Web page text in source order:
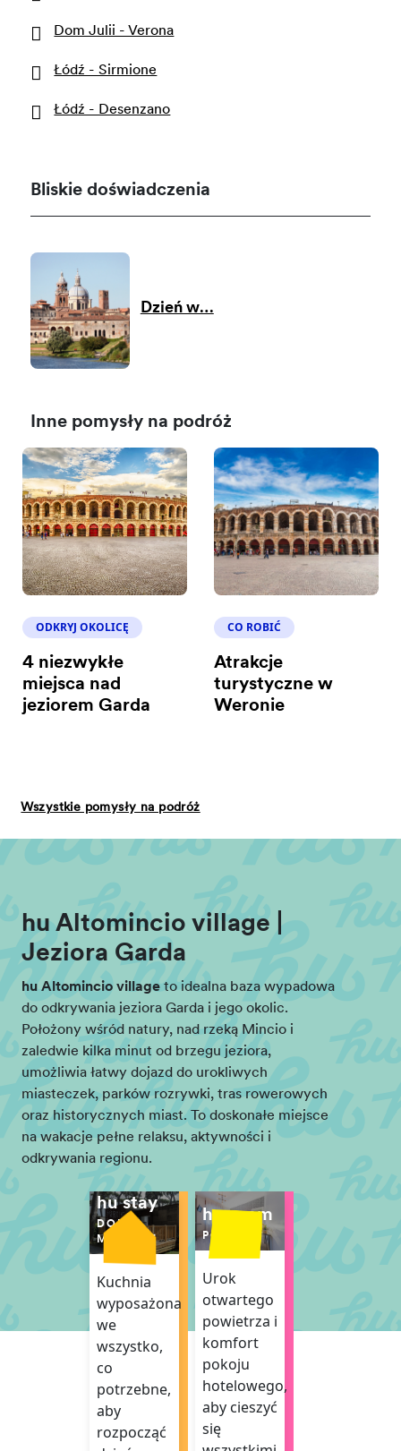
Dom Julii - Verona
Łódź - Sirmione
Łódź - Desenzano
Bliskie doświadczenia
Dzień w…
Inne pomysły na podróż
ODKRYJ OKOLICĘ
4 niezwykłe
miejsca nad
jeziorem Garda
CO ROBIĆ
Atrakcje
turystyczne w
Weronie
Wszystkie pomysły na podróż
hu Altomincio village |
Jeziora Garda
hu Altomincio village to idealna baza wypadowa
do odkrywania jeziora Garda i jego okolic.
Położony wśród natury, nad rzeką Mincio i
zaledwie kilka minut od brzegu jeziora,
umożliwia łatwy dojazd do urokliwych
miasteczek, parków rozrywki, tras rowerowych
oraz historycznych miast. To doskonałe miejsce
na wakacje pełne relaksu, aktywności i
odkrywania regionu.
hu stay
DOMKI
MOBILNE
Kuchnia
wyposażona
we
wszystko,
co
potrzebne,
aby
rozpocząć
hu room
POKÓJ
Urok
otwartego
powietrza i
komfort
pokoju
hotelowego,
aby cieszyć
się